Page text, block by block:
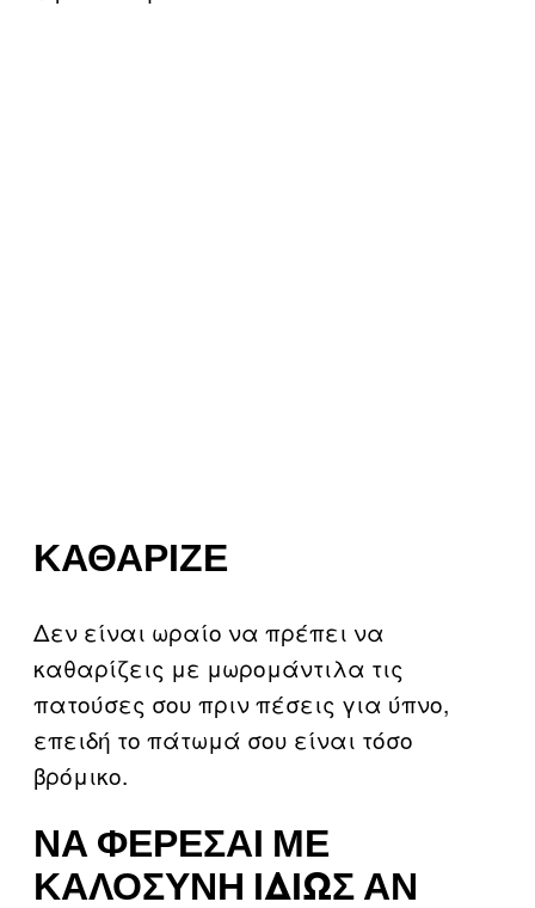
ΚΑΘΆΡΙΖΕ
Δεν είναι ωραίο να πρέπει να
καθαρίζεις με μωρομάντιλα τις
πατούσες σου πριν πέσεις για ύπνο,
επειδή το πάτωμά σου είναι τόσο
βρόμικο.
ΝΑ ΦΈΡΕΣΑΙ ΜΕ
ΚΑΛΟΣΎΝΗ ΙΔΊΩΣ ΑΝ